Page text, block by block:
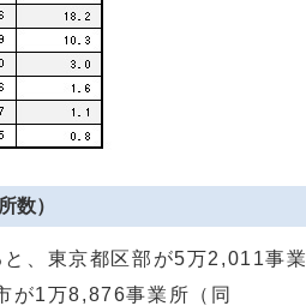
数）
、東京都区部が5万2,011事業
が1万8,876事業所（同